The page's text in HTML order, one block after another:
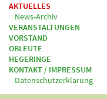
AKTUELLES
News-Archiv
VERANSTALTUNGEN
VORSTAND
OBLEUTE
HEGERINGE
KONTAKT / IMPRESSUM
Datenschutzerklärung